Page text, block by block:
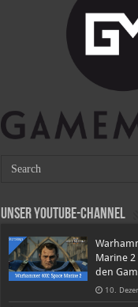
Unser Youtube-Channel
Marine
den
10.